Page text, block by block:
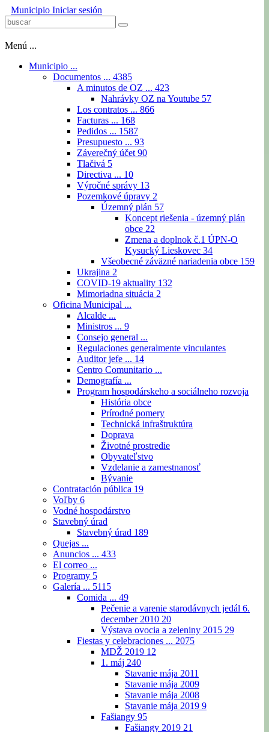
Municipio Iniciar sesión
Menú ...
Municipio ...
Documentos ... 4385
A minutos de OZ ... 423
Nahrávky OZ na Youtube 57
Los contratos ... 866
Facturas ... 168
Pedidos ... 1587
Presupuesto ... 93
Záverečný účet 90
Tlačivá 5
Directiva ... 10
Výročné správy 13
Pozemkové úpravy 2
Územný plán 57
Koncept riešenia - územný plán
obce 22
Zmena a doplnok č.1 ÚPN-O
Kysucký Lieskovec 34
Všeobecné záväzné nariadenia obce 159
Ukrajina 2
COVID-19 aktuality 132
Mimoriadna situácia 2
Oficina Municipal ...
Alcalde ...
Ministros ... 9
Consejo general ...
Regulaciones generalmente vinculantes
Auditor jefe ... 14
Centro Comunitario ...
Demografía ...
Program hospodárskeho a sociálneho rozvoja
História obce
Prírodné pomery
Technická infraštruktúra
Doprava
Životné prostredie
Obyvateľstvo
Vzdelanie a zamestnanosť
Bývanie
Contratación pública 19
Voľby 6
Vodné hospodárstvo
Stavebný úrad
Stavebný úrad 189
Quejas ...
Anuncios ... 433
El correo ...
Programy 5
Galería ... 5115
Comida ... 49
Pečenie a varenie starodávnych jedál 6.
december 2010 20
Výstava ovocia a zeleniny 2015 29
Fiestas y celebraciones ... 2075
MDŽ 2019 12
1. máj 240
Stavanie mája 2011
Stavanie mája 2009
Stavanie mája 2008
Stavanie mája 2019 9
Fašiangy 95
Fašiangy 2019 21